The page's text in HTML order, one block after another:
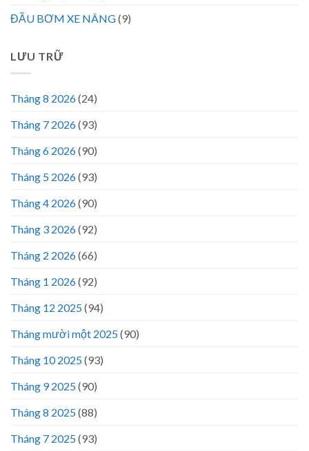
ĐẦU BƠM XE NÂNG(9)
LƯU TRỮ
Tháng 8 2026(24)
Tháng 7 2026(93)
Tháng 6 2026(90)
Tháng 5 2026(93)
Tháng 4 2026(90)
Tháng 3 2026(92)
Tháng 2 2026(66)
Tháng 1 2026(92)
Tháng 12 2025(94)
Tháng mười một 2025(90)
Tháng 10 2025(93)
Tháng 9 2025(90)
Tháng 8 2025(88)
Tháng 7 2025(93)